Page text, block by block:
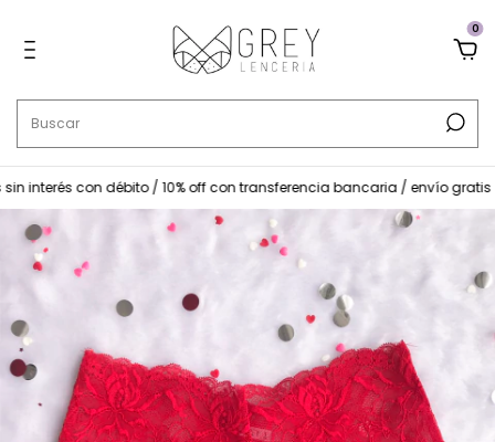
0
con débito / 10% off con transferencia bancaria / envío gratis